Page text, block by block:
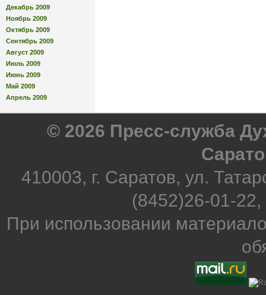
Декабрь 2009
Ноябрь 2009
Октябрь 2009
Сентябрь 2009
Август 2009
Июль 2009
Июнь 2009
Май 2009
Апрель 2009
© 2026 Пресс-служба
410003, г. Саратов, ул.
(8452)26-01-
При использовании